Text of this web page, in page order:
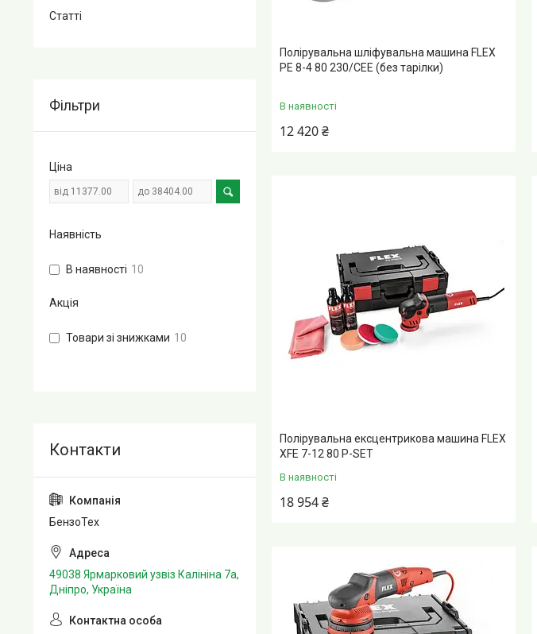
Полірувальна шліфувальна машина FLEX
PE 8-4 80 230/CEE (без тарілки)
В наявності
12 420 ₴
Полірувальна ексцентрикова машина FLEX
XFE 7-12 80 P-SET
В наявності
18 954 ₴
Статті
Фільтри
Ціна
Наявність
В наявності 10
Акція
Товари зі знижками 10
БензоТех
49038 Ярмарковий узвіз Калініна 7а,
Дніпро, Україна